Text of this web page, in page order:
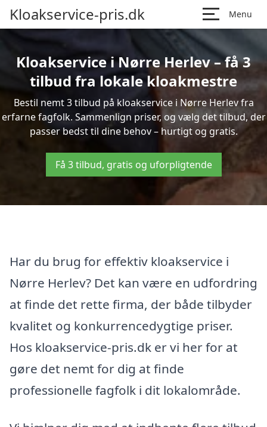
Kloakservice-pris.dk Menu
Kloakservice i Nørre Herlev – få 3
tilbud fra lokale kloakmestre
Bestil nemt 3 tilbud på kloakservice i Nørre Herlev fra
erfarne fagfolk. Sammenlign priser, og vælg det tilbud, der
passer bedst til dine behov – hurtigt og gratis.
Få 3 tilbud, gratis og uforpligtende
Har du brug for effektiv kloakservice i
Nørre Herlev? Det kan være en udfordring
at finde det rette firma, der både tilbyder
kvalitet og konkurrencedygtige priser.
Hos kloakservice-pris.dk er vi her for at
gøre det nemt for dig at finde
professionelle fagfolk i dit lokalområde.